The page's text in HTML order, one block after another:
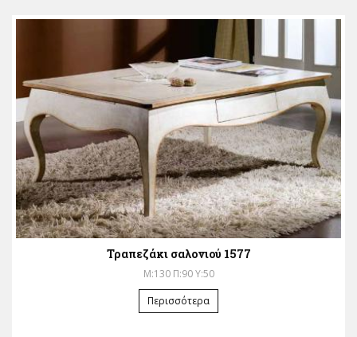
Τραπεζάκι σαλονιού 1577
Μ:130 Π:90 Υ:50
Περισσότερα